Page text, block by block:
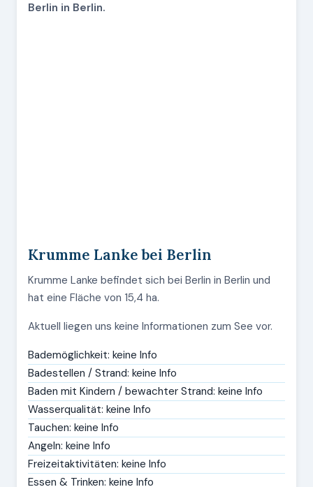
Berlin in Berlin.
Krumme Lanke bei Berlin
Krumme Lanke befindet sich bei Berlin in Berlin und
hat eine Fläche von 15,4 ha.
Aktuell liegen uns keine Informationen zum See vor.
Bademöglichkeit: keine Info
Badestellen / Strand: keine Info
Baden mit Kindern / bewachter Strand: keine Info
Wasserqualität: keine Info
Tauchen: keine Info
Angeln: keine Info
Freizeitaktivitäten: keine Info
Essen & Trinken: keine Info